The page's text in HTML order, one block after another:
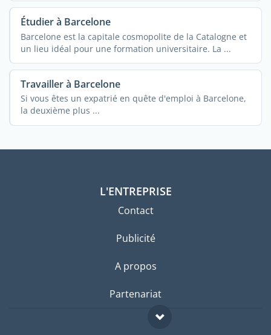
Étudier à Barcelone
Barcelone est la capitale cosmopolite de la Catalogne et
un lieu idéal pour une formation universitaire. La ...
Travailler à Barcelone
Si vous êtes un expatrié en quête d'emploi à Barcelone,
la deuxième plus ...
L'ENTREPRISE
Contact
Publicité
A propos
Partenariat